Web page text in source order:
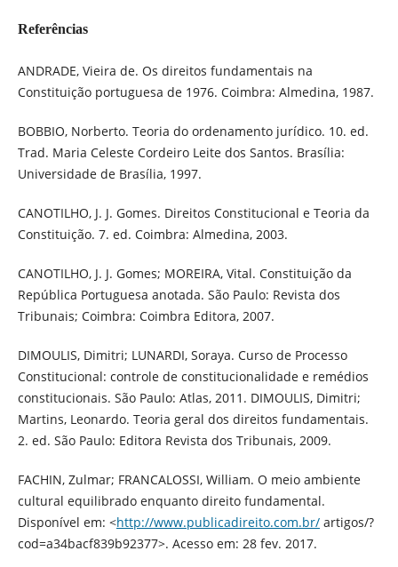
Referências
ANDRADE, Vieira de. Os direitos fundamentais na
Constituição portuguesa de 1976. Coimbra: Almedina, 1987.
BOBBIO, Norberto. Teoria do ordenamento jurídico. 10. ed.
Trad. Maria Celeste Cordeiro Leite dos Santos. Brasília:
Universidade de Brasília, 1997.
CANOTILHO, J. J. Gomes. Direitos Constitucional e Teoria da
Constituição. 7. ed. Coimbra: Almedina, 2003.
CANOTILHO, J. J. Gomes; MOREIRA, Vital. Constituição da
República Portuguesa anotada. São Paulo: Revista dos
Tribunais; Coimbra: Coimbra Editora, 2007.
DIMOULIS, Dimitri; LUNARDI, Soraya. Curso de Processo
Constitucional: controle de constitucionalidade e remédios
constitucionais. São Paulo: Atlas, 2011. DIMOULIS, Dimitri;
Martins, Leonardo. Teoria geral dos direitos fundamentais.
2. ed. São Paulo: Editora Revista dos Tribunais, 2009.
FACHIN, Zulmar; FRANCALOSSI, William. O meio ambiente
cultural equilibrado enquanto direito fundamental.
Disponível em: <http://www.publicadireito.com.br/artigos/?
cod=a34bacf839b92377>. Acesso em: 28 fev. 2017.